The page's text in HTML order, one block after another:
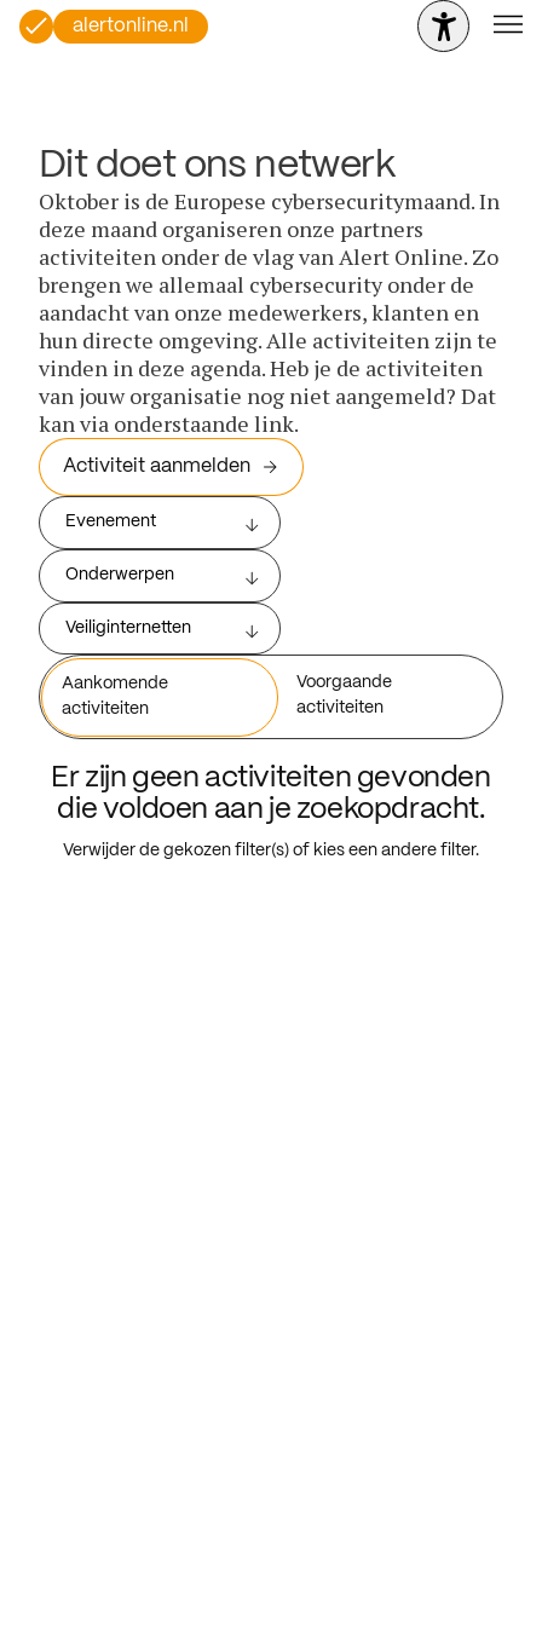
alertonline.nl
Dit doet ons netwerk
Oktober is de Europese cybersecuritymaand. In
deze maand organiseren onze partners
activiteiten onder de vlag van Alert Online. Zo
brengen we allemaal cybersecurity onder de
aandacht van onze medewerkers, klanten en
hun directe omgeving. Alle activiteiten zijn te
vinden in deze agenda. Heb je de activiteiten
van jouw organisatie nog niet aangemeld? Dat
kan via onderstaande link.
Activiteit aanmelden
Evenement
Onderwerpen
Veiliginternetten
Aankomende
activiteiten
Voorgaande
activiteiten
Er zijn geen activiteiten gevonden
die voldoen aan je zoekopdracht.
Verwijder de gekozen filter(s) of kies een andere filter.